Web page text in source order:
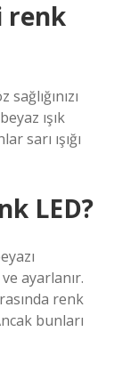
renk
ışık
sarı ışığı
LED?
ayarlanır.
renk
bunları